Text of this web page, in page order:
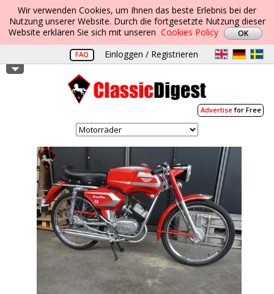
Wir verwenden Cookies, um Ihnen das beste Erlebnis bei der
Nutzung unserer Website. Durch die fortgesetzte Nutzung dieser
Website erklären Sie sich mit unseren Cookies Policy
FAQ Einloggen / Registrieren
Advertisefor Free